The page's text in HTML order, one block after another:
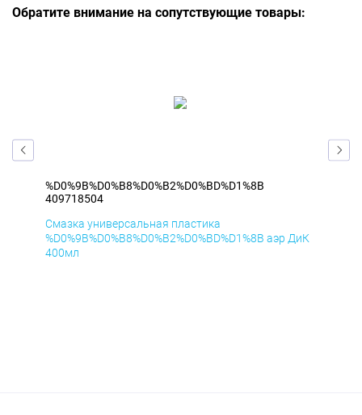
Обратите внимание на сопутствующие товары:
%D0%9B%D0%B8%D0%B2%D0%BD%D1%8B
409718504
Смазка универсальная пластика
%D0%9B%D0%B8%D0%B2%D0%BD%D1%8B аэр ДиК
400мл